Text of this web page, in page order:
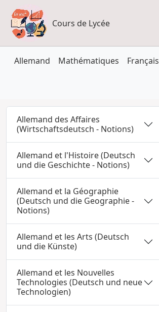
Cours de Lycée
Allemand Mathématiques Français
Allemand des Affaires
(Wirtschaftsdeutsch - Notions)
Allemand et l'Histoire (Deutsch
und die Geschichte - Notions)
Allemand et la Géographie
(Deutsch und die Geographie -
Notions)
Allemand et les Arts (Deutsch
und die Künste)
Allemand et les Nouvelles
Technologies (Deutsch und neue
Technologien)